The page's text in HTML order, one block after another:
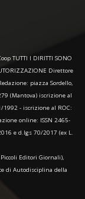
TUTTI I DIRITTI SONO
Direttore
piazza Sordello,
(Mantova) iscrizione al
- iscrizione al ROC:
online: ISSN 2465-
e d.lgs 70/2017 (ex L.
Editori Giornali),
di Autodisciplina della